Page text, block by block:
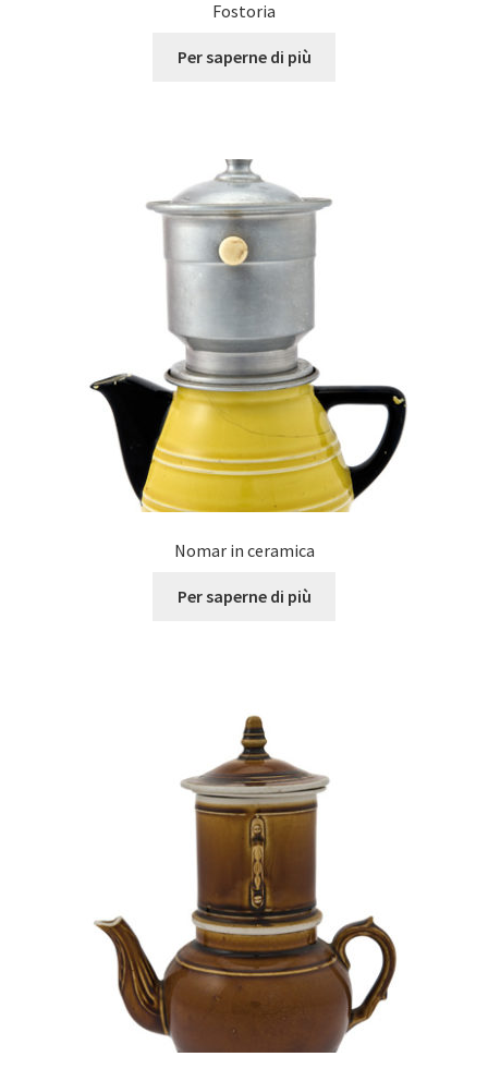
Fostoria
Per saperne di più
Nomar in ceramica
Per saperne di più